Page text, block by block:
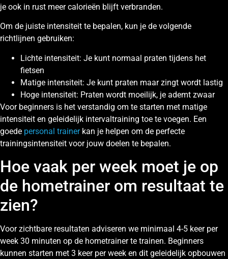
je ook in rust meer calorieën blijft verbranden.
Om de juiste intensiteit te bepalen, kun je de volgende
richtlijnen gebruiken:
Lichte intensiteit: Je kunt normaal praten tijdens het
fietsen
Matige intensiteit: Je kunt praten maar zingt wordt lastig
Hoge intensiteit: Praten wordt moeilijk, je ademt zwaar
Voor beginners is het verstandig om te starten met matige
intensiteit en geleidelijk intervaltraining toe te voegen. Een
goede personal trainerkan je helpen om de perfecte
trainingsintensiteit voor jouw doelen te bepalen.
Hoe vaak per week moet je op
de hometrainer om resultaat te
zien?
Voor zichtbare resultaten adviseren we minimaal 4-5 keer per
week 30 minuten op de hometrainer te trainen. Beginners
kunnen starten met 3 keer per week en dit geleidelijk opbouwen